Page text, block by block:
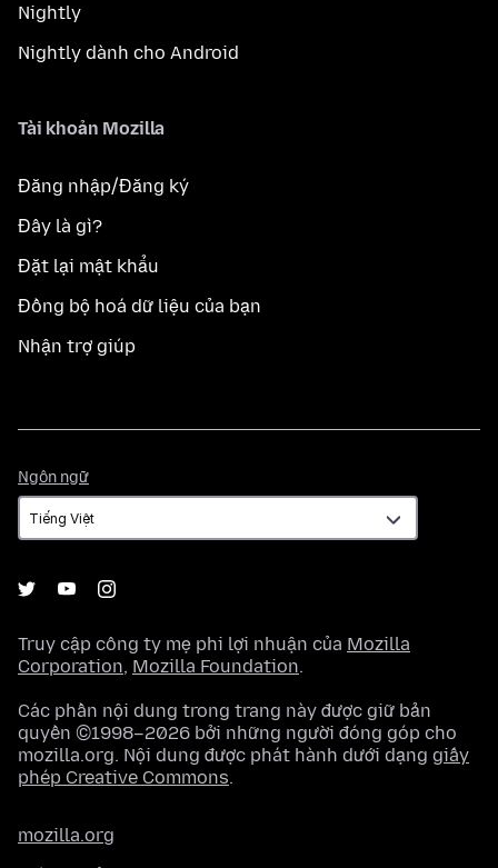
Nightly
Nightly dành cho Android
Tài khoản Mozilla
Đăng nhập/Đăng ký
Đây là gì?
Đặt lại mật khẩu
Đồng bộ hoá dữ liệu của bạn
Nhận trợ giúp
Ngôn ngữ
ngữ
Truy cập công ty mẹ phi lợi nhuận của Mozilla
Corporation, Mozilla Foundation.
Các phần nội dung trong trang này được giữ bản
quyền ©1998–2026 bởi những người đóng góp cho
mozilla.org. Nội dung được phát hành dưới dạng giấy
phép Creative Commons.
mozilla.org